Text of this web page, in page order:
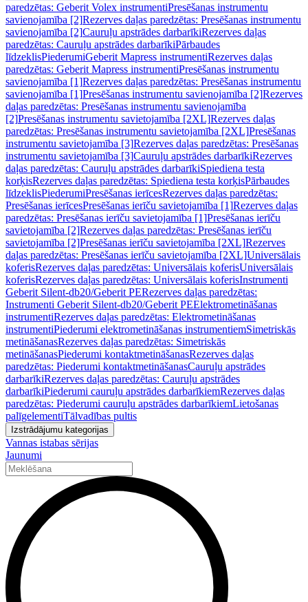
paredzētas: Geberit Volex instrumentiPresēšanas instrumentu
savienojamība [2]Rezerves daļas paredzētas: Presēšanas instrumentu
savienojamība [2]Cauruļu apstrādes darbarīkiRezerves daļas
paredzētas: Cauruļu apstrādes darbarīkiPārbaudes
līdzeklisPiederumiGeberit Mapress instrumentiRezerves daļas
paredzētas: Geberit Mapress instrumentiPresēšanas instrumentu
savienojamība [1]Rezerves daļas paredzētas: Presēšanas instrumentu
savienojamība [1]Presēšanas instrumentu savienojamība [2]Rezerves
daļas paredzētas: Presēšanas instrumentu savienojamība
[2]Presēšanas instrumentu savietojamība [2XL]Rezerves daļas
paredzētas: Presēšanas instrumentu savietojamība [2XL]Presēšanas
instrumentu savietojamība [3]Rezerves daļas paredzētas: Presēšanas
instrumentu savietojamība [3]Cauruļu apstrādes darbarīkiRezerves
daļas paredzētas: Cauruļu apstrādes darbarīkiSpiediena testa
korķisRezerves daļas paredzētas: Spiediena testa korķisPārbaudes
līdzeklisPiederumiPresēšanas ierīcesRezerves daļas paredzētas:
Presēšanas ierīcesPresēšanas ierīču savietojamība [1]Rezerves daļas
paredzētas: Presēšanas ierīču savietojamība [1]Presēšanas ierīču
savietojamība [2]Rezerves daļas paredzētas: Presēšanas ierīču
savietojamība [2]Presēšanas ierīču savietojamība [2XL]Rezerves
daļas paredzētas: Presēšanas ierīču savietojamība [2XL]Universālais
koferisRezerves daļas paredzētas: Universālais koferisUniversālais
koferisRezerves daļas paredzētas: Universālais koferisInstrumenti
Geberit Silent-db20/Geberit PERezerves daļas paredzētas:
Instrumenti Geberit Silent-db20/Geberit PEElektrometināšanas
instrumentiRezerves daļas paredzētas: Elektrometināšanas
instrumentiPiederumi elektrometināšanas instrumentiemSimetriskās
metināšanasRezerves daļas paredzētas: Simetriskās
metināšanasPiederumi kontaktmetināšanasRezerves daļas
paredzētas: Piederumi kontaktmetināšanasCauruļu apstrādes
darbarīkiRezerves daļas paredzētas: Cauruļu apstrādes
darbarīkiPiederumi cauruļu apstrādes darbarīkiemRezerves daļas
paredzētas: Piederumi cauruļu apstrādes darbarīkiemLietošanas
palīgelementiTālvadības pultis
Izstrādājumu kategorijas
Vannas istabas sērijas
Jaunumi